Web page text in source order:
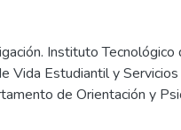
Instituto Tecnológico
Vida Estudiantil y Servicios
de Orientación y